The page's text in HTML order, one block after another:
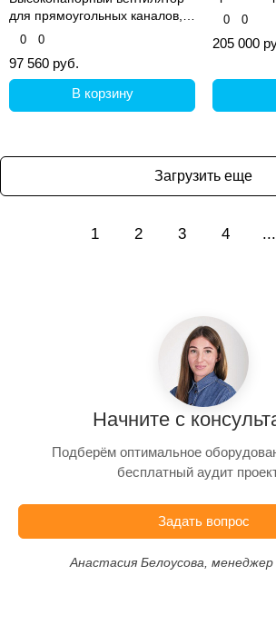
для прямоугольных каналов,
серия Tornado
0 0
97 560 руб.
В корзину
0 0
205 000
Загрузить еще
1 2 3 4 ...
Начните с
Подберём оптимальное
бесплатный аудит
Задать вопрос
Анастасия Белоусова,